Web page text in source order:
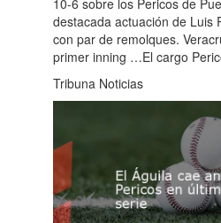
destacada actuación de Luis
con par de remolques.
primer inning …El cargo
Tribuna Noticias